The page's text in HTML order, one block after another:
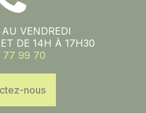
VENDREDI
DE 14H À 17H30
77 99 70
nous